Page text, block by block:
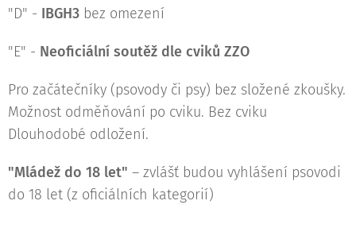
"D" - IBGH3 bez omezení
"E" - Neoficiální soutěž dle cviků ZZO
Pro začátečníky (psovody či psy) bez složené zkoušky.
Možnost odměňování po cviku. Bez cviku
Dlouhodobé odložení.
"Mládež do 18 let" – zvlášť budou vyhlášení psovodi
do 18 let (z oficiálních kategorií)